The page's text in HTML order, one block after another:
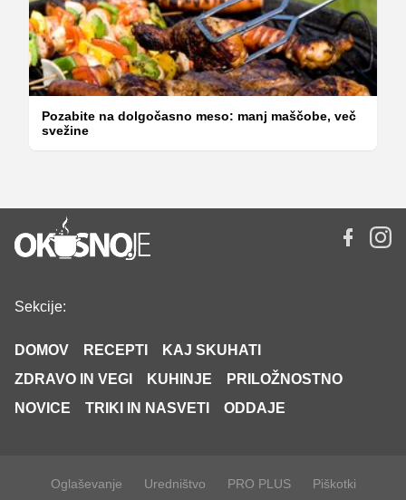
Pozabite na dolgočasno meso: manj maščobe, več
svežine
Sekcije:
DOMOV RECEPTI
KAJ SKUHATI
ZDRAVO IN VEGI
KUHINJE
PRILOŽNOSTNO
NOVICE
TRIKI IN NASVETI ODDAJE
Oglaševanje Uredništvo PRO PLUS Piškotki